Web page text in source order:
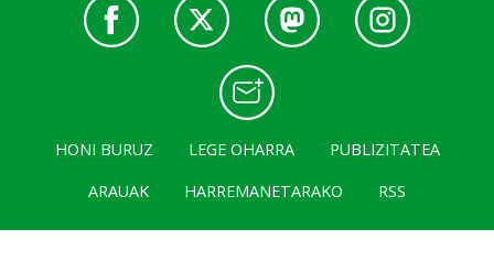
HONI BURUZ LEGE OHARRA
PUBLIZITATEA
ARAUAK
HARREMANETARAKO RSS